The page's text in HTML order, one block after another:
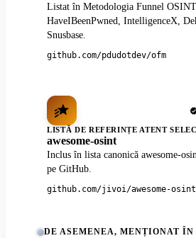
Listat în Metodologia Funnel
HaveIBeenPwned, IntelligenceX,
Snusbase.
github.com/pdudotdev/ofm
LISTĂ DE REFERINȚE ATENT
awesome-osint
Inclus în lista canonică awesome-
pe GitHub.
github.com/jivoi/awesome-osint
DE ASEMENEA, MENȚIONAT ÎN